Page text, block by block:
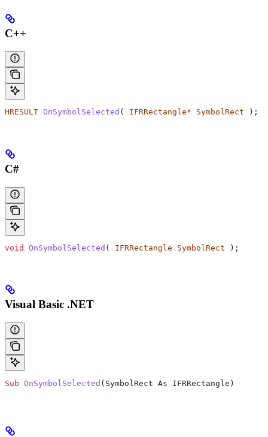
C++
HRESULT OnSymbolSelected ( IFRRectangle* SymbolRect );
C#
void OnSymbolSelected ( IFRRectangle SymbolRect );
Visual Basic .NET
Sub OnSymbolSelected ( SymbolRect As IFRRectangle )